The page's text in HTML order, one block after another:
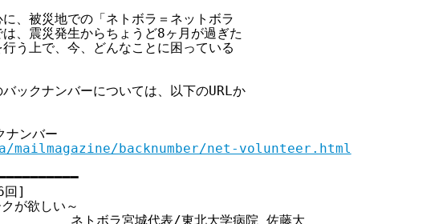
、被災地での「ネトボラ＝ネットボラ
、震災発生からちょうど8ヶ月が過ぎた
う上で、今、どんなことに困っている
ックナンバーについては、以下のURLか
ナンバー
backnumber/net-volunteer.html
回]
が欲しい～
ネトボラ宮城代表/東北大学病院 佐藤大